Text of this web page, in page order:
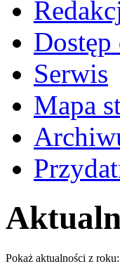
Serwis
Mapa
Pokaż aktualności z roku: